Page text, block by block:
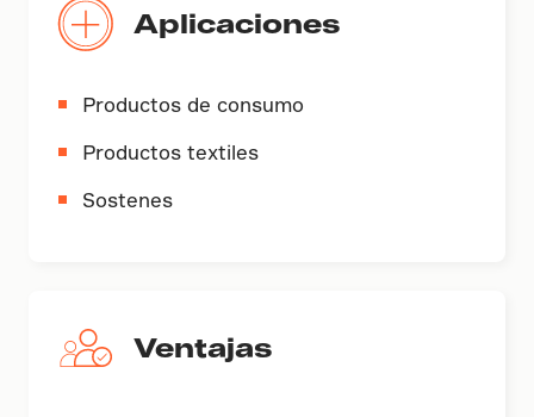
Aplicaciones
Productos de consumo
Productos textiles
Sostenes
Ventajas